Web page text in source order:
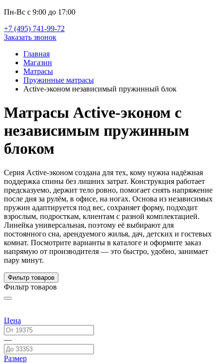
Пн-Вс с 9:00 до 17:00
+7 (495) 741-99-72
Заказать звонок
Главная
Магазин
Матрасы
Пружинные матрасы
Active-эконом независимый пружинный блок
Матрасы Active-эконом с
независимым пружинным
блоком
Серия Active-эконом создана для тех, кому нужна надёжная
поддержка спины без лишних затрат. Конструкция работает
предсказуемо, держит тело ровно, помогает снять напряжение
после дня за рулём, в офисе, на ногах. Основа из независимых
пружин адаптируется под вес, сохраняет форму, подходит
взрослым, подросткам, клиентам с разной комплектацией.
Линейка универсальная, поэтому её выбирают для
постоянного сна, арендуемого жилья, дач, детских и гостевых
комнат. Посмотрите варианты в каталоге и оформите заказ
напрямую от производителя — это быстро, удобно, занимает
пару минут.
Фильтр товаров
Фильтр товаров
Цена
—
Размер